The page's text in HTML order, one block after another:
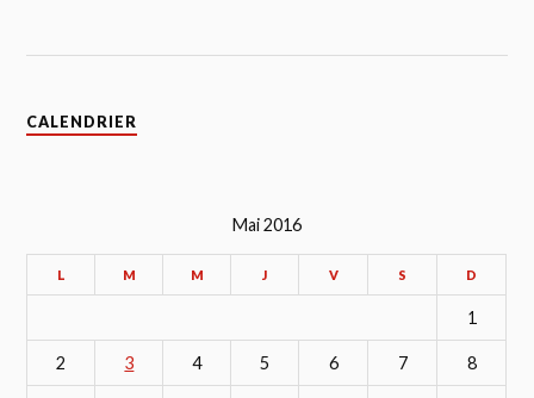
CALENDRIER
Mai 2016
L M M J V S D
1
2 3 4 5 6 7 8